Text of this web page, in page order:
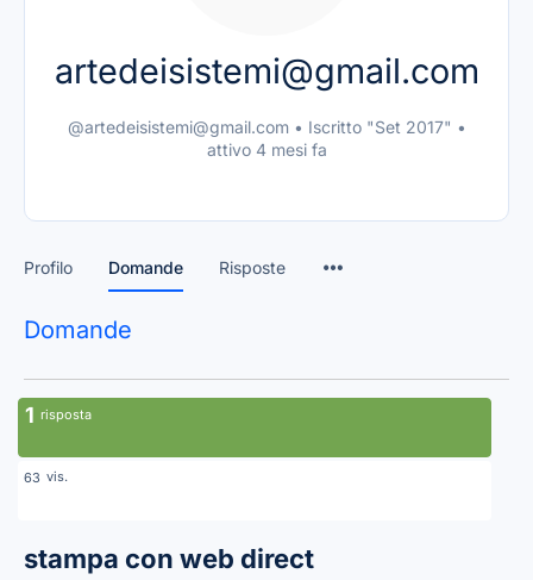
artedeisistemi@gmail.com
@artedeisistemi@gmail.com • Iscritto "Set 2017" •
attivo 4 mesi fa
Profilo Domande Risposte
Domande
1 risposta
63 vis.
stampa con web direct